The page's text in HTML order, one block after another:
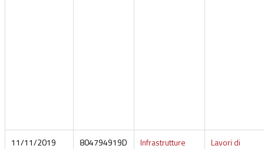
11/11/2019 804794919D
Infrastrutture
Lavori di